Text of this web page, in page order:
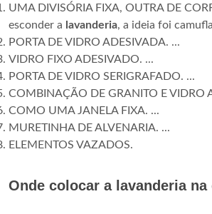
UMA DIVISÓRIA FIXA, OUTRA DE
esconder a lavanderia, a ideia foi
PORTA DE VIDRO ADESIVADA. ...
VIDRO FIXO ADESIVADO. ...
PORTA DE VIDRO SERIGRAFADO. ...
COMBINAÇÃO DE GRANITO E VIDRO
COMO UMA JANELA FIXA. ...
MURETINHA DE ALVENARIA. ...
ELEMENTOS VAZADOS.
Onde colocar a lavanderia na